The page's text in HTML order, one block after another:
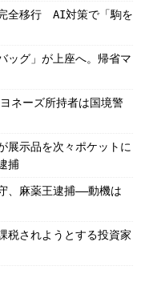
全移行 AI対策で「駒を
ッグ」が上座へ。帰省マ
ネーズ所持者は国境警
展示品を次々ポケットに
捕
、麻薬王逮捕――動機は
税されようとする投資家